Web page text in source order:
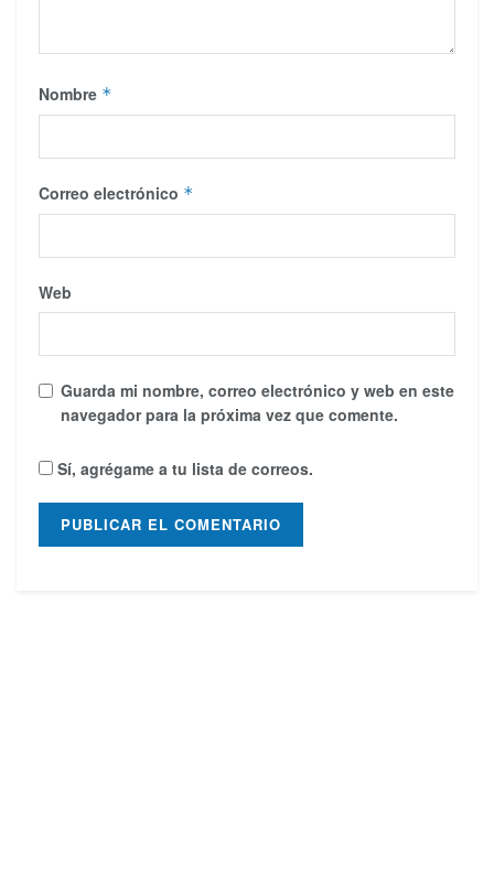
Nombre *
Correo electrónico *
Web
Guarda mi nombre, correo electrónico y web en este
navegador para la próxima vez que comente.
Sí, agrégame a tu lista de correos.